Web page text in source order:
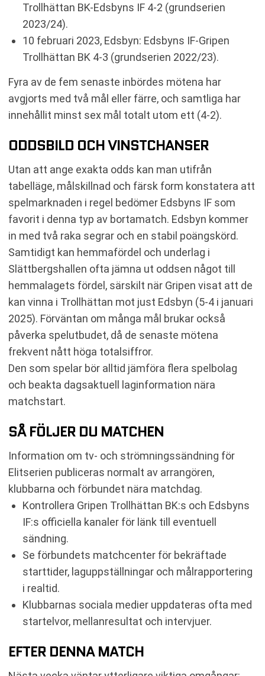
Trollhättan BK-Edsbyns IF 4-2 (grundserien
2023/24).
10 februari 2023, Edsbyn: Edsbyns IF-Gripen
Trollhättan BK 4-3 (grundserien 2022/23).
Fyra av de fem senaste inbördes mötena har
avgjorts med två mål eller färre, och samtliga har
innehållit minst sex mål totalt utom ett (4-2).
ODDSBILD OCH VINSTCHANSER
Utan att ange exakta odds kan man utifrån
tabelläge, målskillnad och färsk form konstatera att
spelmarknaden i regel bedömer Edsbyns IF som
favorit i denna typ av bortamatch. Edsbyn kommer
in med två raka segrar och en stabil poängskörd.
Samtidigt kan hemmafördel och underlag i
Slättbergshallen ofta jämna ut oddsen något till
hemmalagets fördel, särskilt när Gripen visat att de
kan vinna i Trollhättan mot just Edsbyn (5-4 i januari
2025). Förväntan om många mål brukar också
påverka spelutbudet, då de senaste mötena
frekvent nått höga totalsiffror.
Den som spelar bör alltid jämföra flera spelbolag
och beakta dagsaktuell laginformation nära
matchstart.
SÅ FÖLJER DU MATCHEN
Information om tv- och strömningssändning för
Elitserien publiceras normalt av arrangören,
klubbarna och förbundet nära matchdag.
Kontrollera Gripen Trollhättan BK:s och Edsbyns
IF:s officiella kanaler för länk till eventuell
sändning.
Se förbundets matchcenter för bekräftade
starttider, laguppställningar och målrapportering
i realtid.
Klubbarnas sociala medier uppdateras ofta med
startelvor, mellanresultat och intervjuer.
EFTER DENNA MATCH